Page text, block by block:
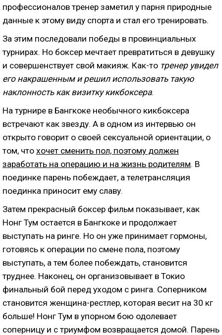
профессионалов тренер заметил у парня природные
данные к этому виду спорта и стал его тренировать.
За этим последовали победы в провинциальных
турнирах. Но боксер мечтает превратиться в девушку
и совершенствует свой макияж. Как-то тренер увидел
его накрашенным и решил использовать такую
наклонность как визитку кикбоксера.
На турнире в Бангкоке необычного кикбоксера
встречают как звезду. А в одном из интервью он
открыто говорит о своей сексуальной ориентации, о
том, что хочет сменить пол, поэтому должен
заработать на операцию и на жизнь родителям. В
поединке парень побеждает, а телетрансляция
поединка приносит ему славу.
Затем прекрасный боксер фильм показывает, как
Нонг Тум остается в Бангкоке и продолжает
выступать на ринге. Но он уже принимает гормоны,
готовясь к операции по смене пола, поэтому
выступать, а тем более побеждать, становится
труднее. Наконец, он организовывает в Токио
финальный бой перед уходом с ринга. Соперником
становится женщина-рестлер, которая весит на 30 кг
больше! Нонг Тум в упорном бою одолевает
соперницу и с триумфом возвращается домой. Парень